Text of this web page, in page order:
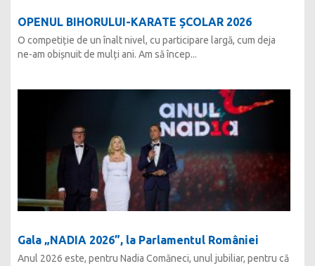
OPENUL BIHORULUI-KARATE ȘCOLAR 2026
O competiție de un înalt nivel, cu participare largă, cum deja
ne-am obișnuit de mulți ani. Am să încep...
Gala „NADIA 2026”, la Parlamentul României
Anul 2026 este, pentru Nadia Comăneci, unul jubiliar, pentru că